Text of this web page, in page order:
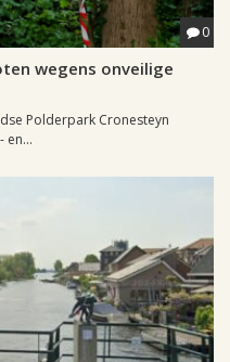
0
wegens onveilige
Polderpark Cronesteyn
en...